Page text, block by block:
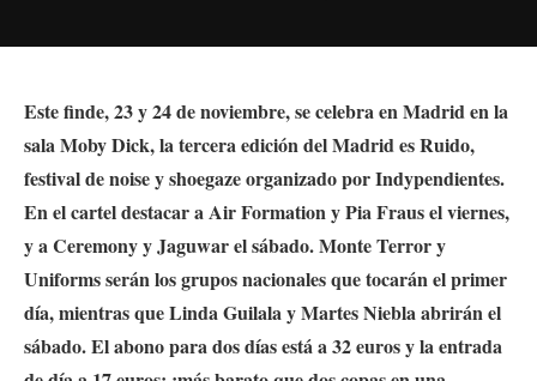
Este finde, 23 y 24 de noviembre, se celebra en Madrid en la
sala Moby Dick, la tercera edición del Madrid es Ruido,
festival de noise y shoegaze organizado por Indypendientes.
En el cartel destacar a Air Formation y Pia Fraus el viernes,
y a Ceremony y Jaguwar el sábado. Monte Terror y
Uniforms serán los grupos nacionales que tocarán el primer
día, mientras que Linda Guilala y Martes Niebla abrirán el
sábado. El abono para dos días está a 32 euros y la entrada